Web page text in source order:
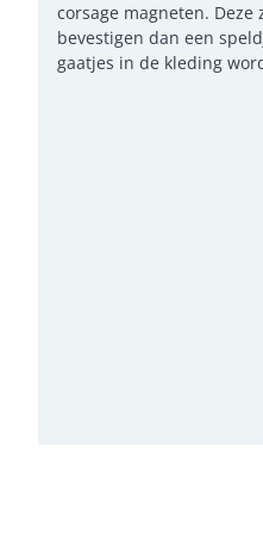
corsage magneten.
bevestigen dan een
gaatjes in de kleding